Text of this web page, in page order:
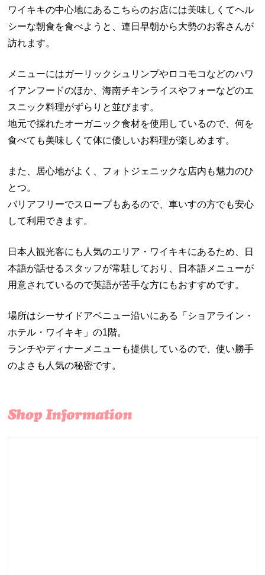
ワイキキの中心地にあるこちらのお店には美味しくてヘル
シーな朝食を食べようと、連日早朝から大勢のお客さんが
訪れます。
メニューにはガーリックシュリンプやロコモコなどのハワ
イアンフードのほか、海南チキンライスやフォーなどのエ
スニック料理がずらりと並びます。
地元で採れたオーガニック食材を使用しているので、何を
食べても美味しくて体に優しいお料理が楽しめます。
また、居心地がよく、フォトジェニックな店内も魅力のひ
とつ。
バリアフリーでスロープもあるので、車いすの方でも安心
して利用できます。
日本人観光客にも人気のエリア・ワイキキにあるため、日
本語が話せるスタッフが常駐しており、日本語メニューが
用意されているので英語が苦手な方にもおすすめです。
場所はシーサイドアベニュー沿いにある「ショアライン・
ホテル・ワイキキ」の1階。
ランチやディナーメニューも提供しているので、使い勝手
のよさも人気の秘密です。